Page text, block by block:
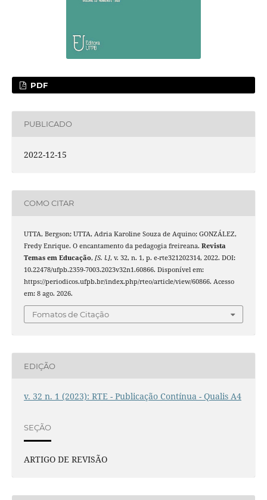
PDF
PUBLICADO
2022-12-15
COMO CITAR
UTTA, Bergson; UTTA, Adria Karoline Souza de Aquino; GONZÁLEZ,
Fredy Enrique. O encantamento da pedagogia freireana. Revista
Temas em Educação, [S. l.], v. 32, n. 1, p. e-rte321202314, 2022. DOI:
10.22478/ufpb.2359-7003.2023v32n1.60866. Disponível em:
https://periodicos.ufpb.br/index.php/rteo/article/view/60866. Acesso
em: 8 ago. 2026.
Fomatos de Citação
EDIÇÃO
v. 32 n. 1 (2023): RTE - Publicação Contínua - Qualis A4
SEÇÃO
ARTIGO DE REVISÃO